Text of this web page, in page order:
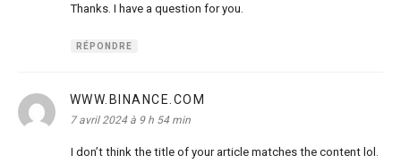
Thanks. I have a question for you.
RÉPONDRE
WWW.BINANCE.COM
7 avril 2024 à 9 h 54 min
I don’t think the title of your article matches the content lol.